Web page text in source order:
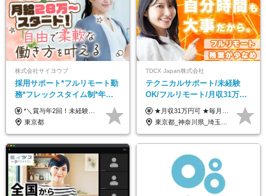
株式会社サイヨウブ
採用サポート*フルリモート勤
務*フレックスタイム制*年休
120日*土日祝休み*残業ほぼな
し*育児中社員8割以上
*＼賞与年2回！未経験から月給28万円スタート／* ◆月給28万～40万円＋賞与年2回＋各種インセンティブ ※経験・スキルを考慮の上、決定します ※試用期間6ヶ月間あり（期間中は月給26万円～になります。その他待遇等に差異はありません） ※月給には月35時間分の固定残業代含む（月5万4800円/超過分別途支給） ※ほとんどのメンバーが残業ゼロです！フレックスタイム制のため、自分の生活に合わせて調整できます。 ＼希望性で土曜日出勤あり／ お客様より「土曜日に応募者の対応をしてほしい」という ご要望を受けた際に、応募者対応⇒求職者との メッセージのやり取りなど、対応が発生する場合があります。 ※土曜日に出勤いただく場合は ・2時間稼働：4500円 ・4時間稼働：9000円 の給与が発生。勤務時間が4時間超えることは原則ありません。 短期間で高い給与をGETできるチャンスです♪
東京都
TDCX Japan株式会社
テクニカルサポート/未経験
OK/フルリモート/月収31万円
可/月最大3万のインセンティ
ブ支給/平均年齢33歳
★月収31万円可 ★毎月「最大3万円」のインセンティブあり 月給266,228円～＋スキル手当（15,000円）＋インセンティブ（月最大3万円） ※月給例（月額最大額）：281,228 円＋残業代発生分 インセンティブを最大まで取得できた場合は、月額最大額：311,228円＋残業代発生分 となります ※経験・スキルなどを考慮し決定します ※残業代は1分単位で支給 ※試用期間3ヵ月あり（契約社員期間も給与・待遇に変更なし） ※インセンティブは効率性、顧客満足、勤怠状況等の結果により毎月金額が決定されます。 ＼”頑張り”はインセンティブで還元！／ 入社3ヶ月目から、目標数字やKPI、勤怠状況、お客様アンケートなどをもとに評価をスタート。 最短4ヶ月目にはインセンティブの支給も可能です！
東京都_神奈川県_埼玉県_千葉県_大阪府_愛知県_北海道_青森県_岩手県_宮城県_秋田県_山形県_福島県_茨城県_栃木県_群馬県_新潟県_山梨県_長野県_富山県_石川県_福井県_静岡県_岐阜県_三重県_兵庫県_京都府_滋賀県_奈良県_和歌山県_広島県_岡山県_鳥取県_島根県_山口県_徳島県_香川県_愛媛県_高知県_福岡県_熊本県_佐賀県_長崎県_大分県_宮崎県_鹿児島県_沖縄県